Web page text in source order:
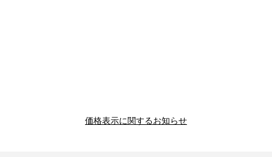
価格表示に関するお知らせ